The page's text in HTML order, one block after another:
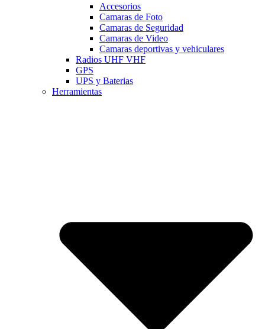
Accesorios
Camaras de Foto
Camaras de Seguridad
Camaras de Video
Camaras deportivas y vehiculares
Radios UHF VHF
GPS
UPS y Baterias
Herramientas